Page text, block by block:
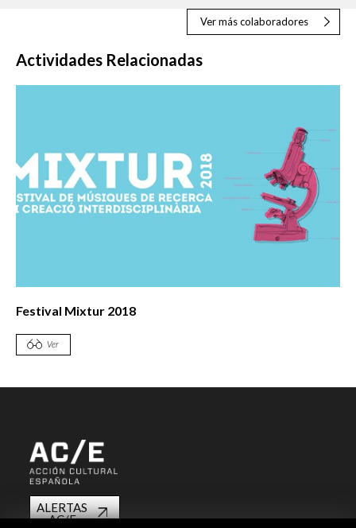
Ver más colaboradores
Actividades Relacionadas
Festival Mixtur 2018
Ver
ALERTAS
AC/E